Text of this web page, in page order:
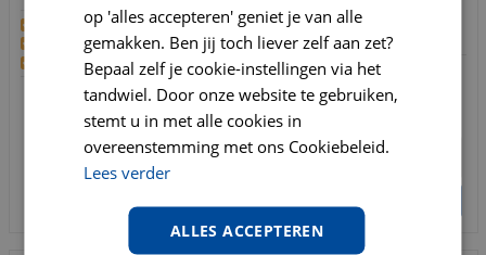
1e ingrediënt vis
Graanvrij
Niet op dieren getest
€ 89,95
Vrij van tawegluten
Niet op dieren getest
69, € 64
op 'alles accepteren' geniet je van alle
gemakken. Ben jij toch liever zelf aan zet?
Bepaal zelf je cookie-instellingen via het
tandwiel. Door onze website te gebruiken,
stemt u in met alle cookies in
overeenstemming met ons Cookiebeleid.
Lees verder
ALLES ACCEPTEREN